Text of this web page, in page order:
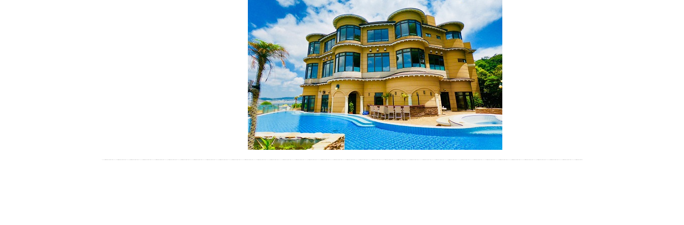
お湯で体がほぐれたら、次は占
い師さんとお話しして、心もほ
ぐしてみませんか？